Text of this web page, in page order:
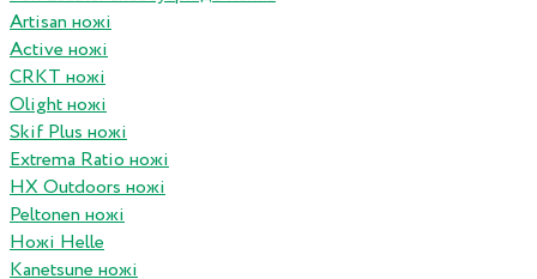
Artisan ножі
Active ножі
CRKT ножі
Olight ножі
Skif Plus ножі
Extrema Ratio ножі
HX Outdoors ножі
Peltonen ножі
Ножі Helle
Kanetsune ножі